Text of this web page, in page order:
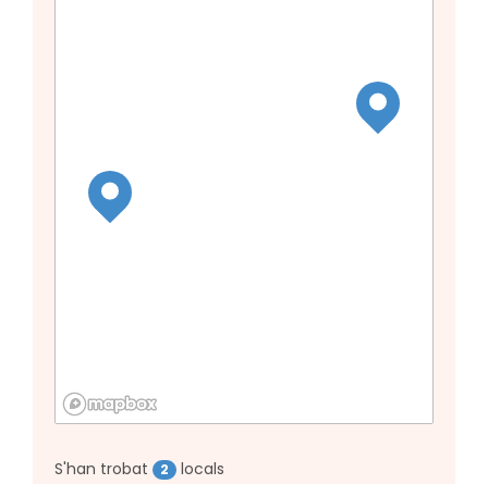
S'han trobat 2 locals